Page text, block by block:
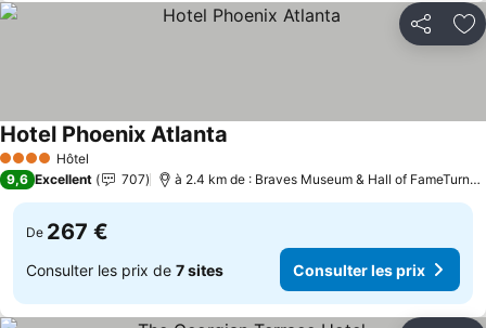
Partager
4 Étoiles Hôtel
Hotel Phoenix Atlanta
9,6 Excellent 707 à 2.4 km de : Braves Museum & Hall of FameTurner Field Tours
De 267 €
Consulter les prix de 7 sites Consulter les prix